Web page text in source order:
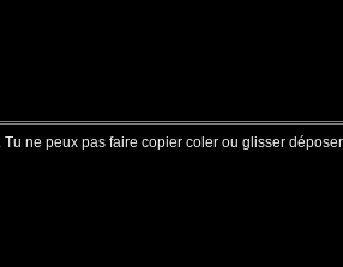
ne peux pas faire copier coler ou glisser